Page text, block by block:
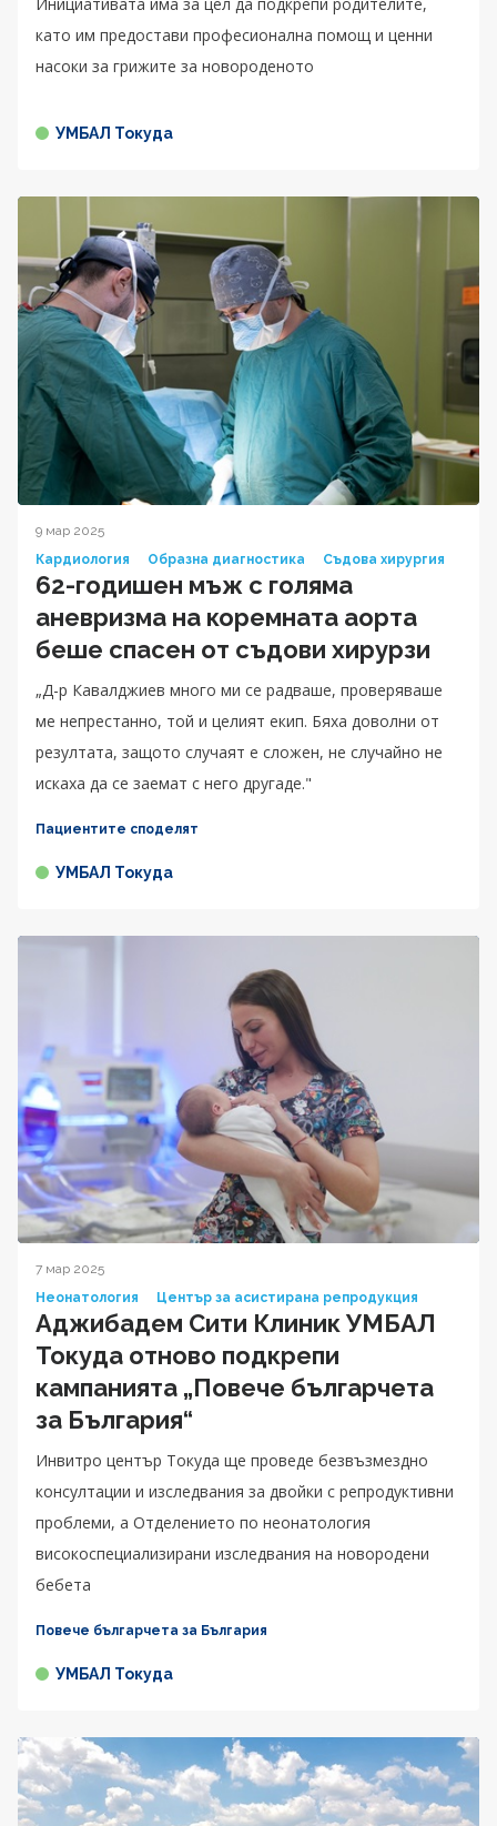
като им предостави професионална помощ и ценни
насоки за грижите за новороденото
УМБАЛ Токуда
9 мар 2025
Кардиология
Образна диагностика Съдова хирургия
62-годишен мъж с голяма
аневризма на коремната аорта
беше спасен от съдови хирурзи
„Д-р Кавалджиев много ми се радваше, проверяваше
ме непрестанно, той и целият екип. Бяха доволни от
резултата, защото случаят е сложен, не случайно не
искаха да се заемат с него другаде."
Пациентите споделят
УМБАЛ Токуда
7 мар 2025
Неонатология
Център за асистирана репродукция
Аджибадем Сити Клиник УМБАЛ
Токуда отново подкрепи
кампанията „Повече българчета
за България“
Инвитро център Токуда ще проведе безвъзмездно
консултации и изследвания за двойки с репродуктивни
проблеми, а Отделението по неонатология
високоспециализирани изследвания на новородени
бебета
Повече българчета за България
УМБАЛ Токуда